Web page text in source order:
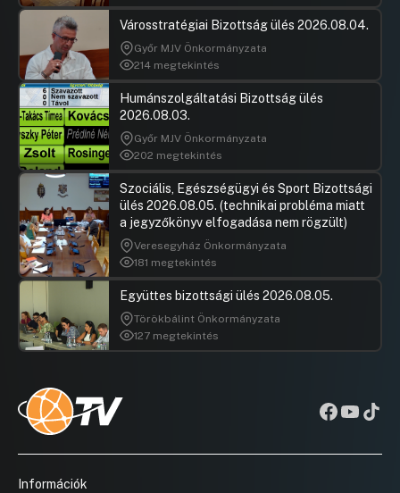
UGRÁS A NAPIREND ELEJÉRE
14.Tájékoztató az átruházott hatáskörben
hozott döntésekről
UGRÁS A NAPIREND ELEJÉRE
Városstratégiai Bizottság ülés 2026.08.04.
Győr MJV Önkormányzata
214 megtekintés
Humánszolgáltatási Bizottság ülés
2026.08.03.
Győr MJV Önkormányzata
202 megtekintés
Szociális, Egészségügyi és Sport Bizottsági
ülés 2026.08.05. (technikai probléma miatt
a jegyzőkönyv elfogadása nem rögzült)
Veresegyház Önkormányzata
181 megtekintés
Együttes bizottsági ülés 2026.08.05.
Törökbálint Önkormányzata
127 megtekintés
Információk